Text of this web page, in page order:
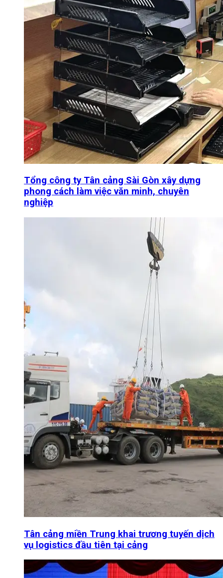
Tổng công ty Tân cảng Sài Gòn xây dựng
phong cách làm việc văn minh, chuyên
nghiệp
Tân cảng miền Trung khai trương tuyến dịch
vụ logistics đầu tiên tại cảng